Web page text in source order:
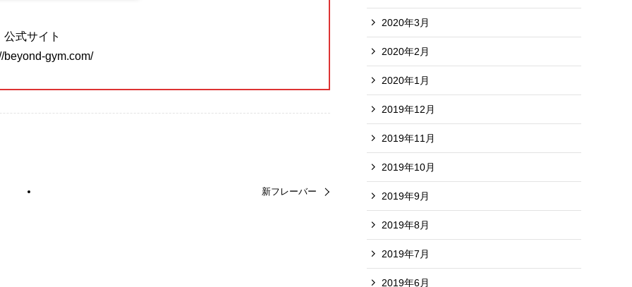
公式サイト
beyond-gym.com/
新フレーバー
2020年3月
2020年2月
2020年1月
2019年12月
2019年11月
2019年10月
2019年9月
2019年8月
2019年7月
2019年6月